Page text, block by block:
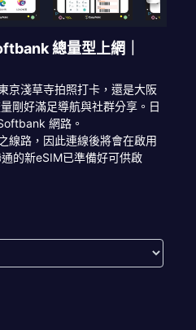
總量型上網｜
京淺草寺拍照打卡，還是大阪
剛好滿足導航與社群分享。日
網路。
線路，因此連線後將會在啟用
的新eSIM已準備好可供啟